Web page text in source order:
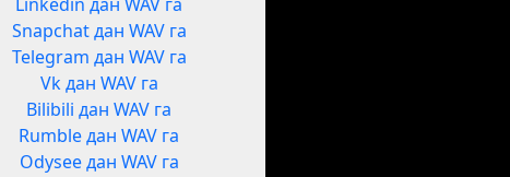
Snapchat дан WAV га
Telegram дан WAV га
Vk дан WAV га
Bilibili дан WAV га
Rumble дан WAV га
Odysee дан WAV га